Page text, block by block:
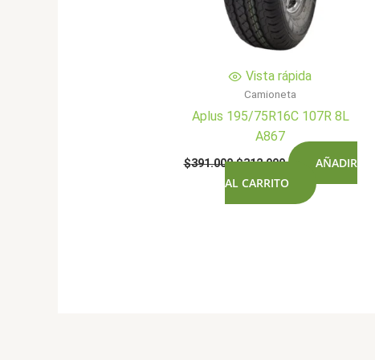
Vista rápida
Camioneta
Aplus 195/75R16C 107R 8L
A867
$391.000El
original
era:
$312.900El
actual
es:
AÑADIR
AL CARRITO